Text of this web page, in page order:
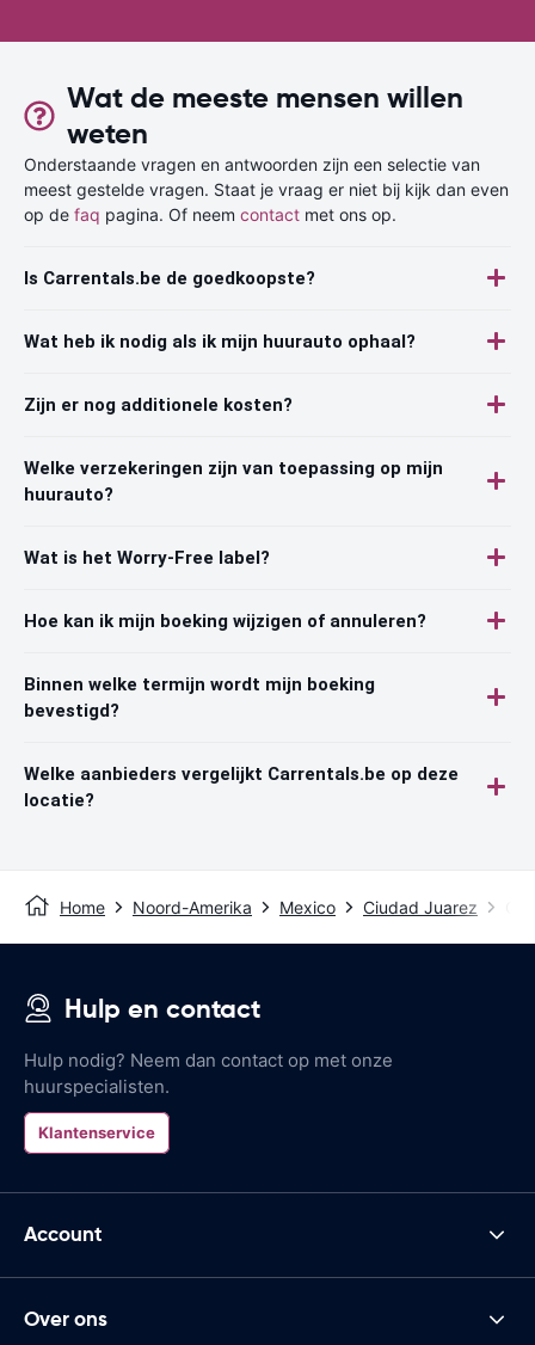
Wat de meeste mensen willen
weten
Onderstaande vragen en antwoorden zijn een selectie van
meest gestelde vragen. Staat je vraag er niet bij kijk dan even
op de faq pagina. Of neem contact met ons op.
Is Carrentals.be de goedkoopste?
Wat heb ik nodig als ik mijn huurauto ophaal?
Zijn er nog additionele kosten?
Welke verzekeringen zijn van toepassing op mijn
huurauto?
Wat is het Worry-Free label?
Hoe kan ik mijn boeking wijzigen of annuleren?
Binnen welke termijn wordt mijn boeking
bevestigd?
Welke aanbieders vergelijkt Carrentals.be op deze
locatie?
Home Noord-Amerika Mexico Ciudad Juarez
Hulp en contact
Hulp nodig? Neem dan contact op met onze
huurspecialisten.
Klantenservice
Account
Over ons